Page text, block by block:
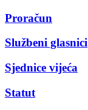
Proračun
Službeni glasnici
Sjednice vijeća
Statut